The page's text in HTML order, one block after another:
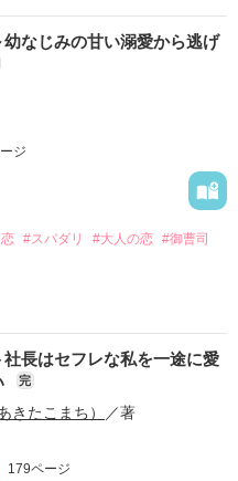
なじみの甘い溺愛から逃げ
ジ
#スパダリ #大人の恋 #御曹司
ていた美桜。
人の関係は壊れてしまう。
親の離婚によって
離れになった。
長はセフレな私を一途に愛
完
きたこまち） ／著
179ページ